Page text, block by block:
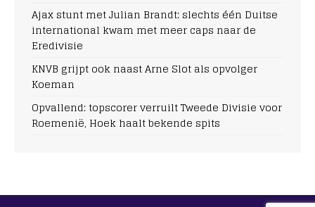
Ajax stunt met Julian Brandt: slechts één Duitse
international kwam met meer caps naar de
Eredivisie
KNVB grijpt ook naast Arne Slot als opvolger
Koeman
Opvallend: topscorer verruilt Tweede Divisie voor
Roemenië, Hoek haalt bekende spits